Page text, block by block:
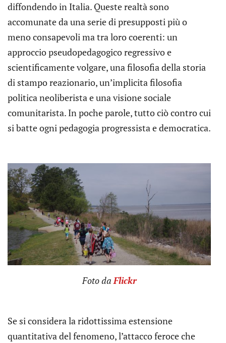
diffondendo in Italia. Queste realtà sono
accomunate da una serie di presupposti più o
meno consapevoli ma tra loro coerenti: un
approccio pseudopedagogico regressivo e
scientificamente volgare, una filosofia della storia
di stampo reazionario, un’implicita filosofia
politica neoliberista e una visione sociale
comunitarista. In poche parole, tutto ciò contro cui
si batte ogni pedagogia progressista e democratica.
Foto da Flickr
Se si considera la ridottissima estensione
quantitativa del fenomeno, l’attacco feroce che